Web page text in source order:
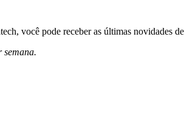
você pode receber as últimas novidades
semana.